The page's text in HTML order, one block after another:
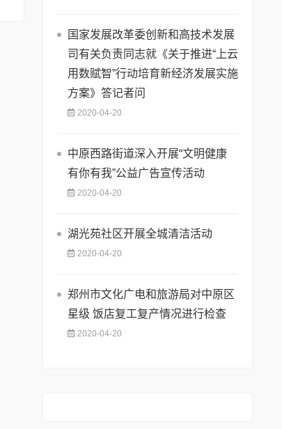
国家发展改革委创新和高技术发展
司有关负责同志就《关于推进“上云
用数赋智”行动培育新经济发展实施
方案》答记者问
2020-04-20
中原西路街道深入开展“文明健康
有你有我”公益广告宣传活动
2020-04-20
湖光苑社区开展全城清洁活动
2020-04-20
郑州市文化广电和旅游局对中原区
星级 饭店复工复产情况进行检查
2020-04-20